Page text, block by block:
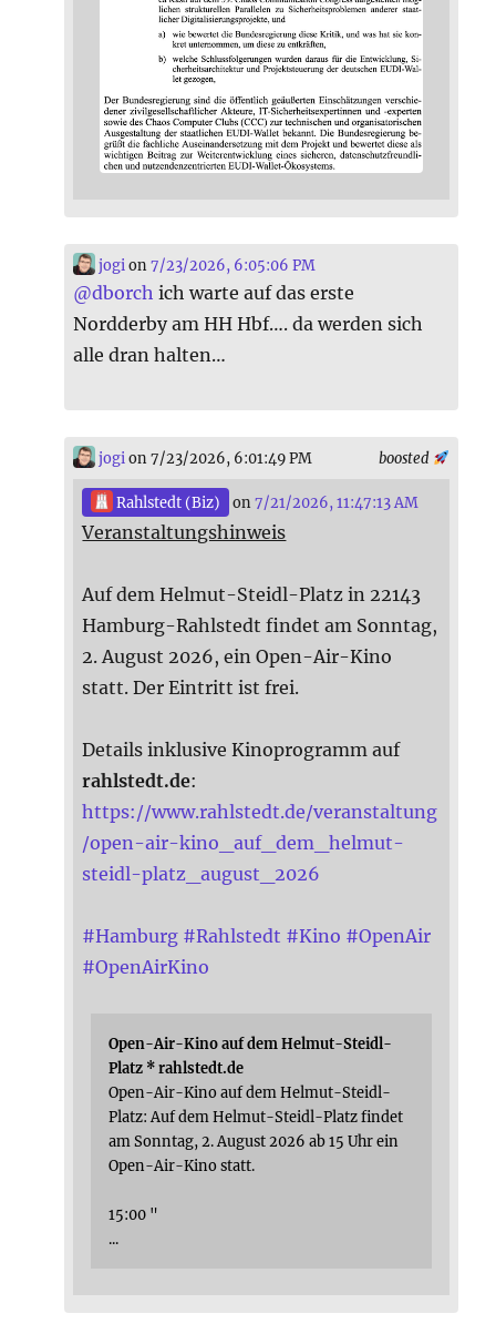
jogi on7/23/2026, 6:05:06 PM
@dborch ich warte auf das erste
Nordderby am HH Hbf…. da werden sich
alle dran halten…
boosted
jogi on 7/23/2026, 6:01:49 PM
Rahlstedt (Biz) on7/21/2026, 11:47:13 AM
Veranstaltungshinweis
Auf dem Helmut-Steidl-Platz in 22143
Hamburg-Rahlstedt findet am Sonntag,
2. August 2026, ein Open-Air-Kino
statt. Der Eintritt ist frei.
Details inklusive Kinoprogramm auf
rahlstedt.de:
https://www.rahlstedt.de/veranstaltung
/open-air-kino_auf_dem_helmut-
steidl-platz_august_2026
#Hamburg #Rahlstedt #Kino #OpenAir
#OpenAirKino
Open-Air-Kino auf dem Helmut-Steidl-
Platz * rahlstedt.de
Open-Air-Kino auf dem Helmut-Steidl-
Platz: Auf dem Helmut-Steidl-Platz findet
am Sonntag, 2. August 2026 ab 15 Uhr ein
Open-Air-Kino statt.
15:00 "
...